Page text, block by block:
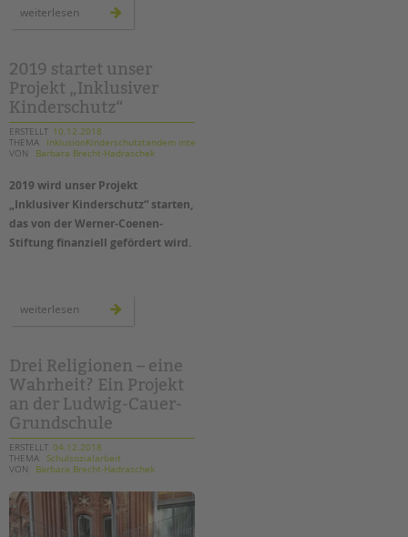
tandem international
Stellenangebote
tandem als Arbeitgeberin
NEWS/BLOG
unkuerzbar
Briefe an Kai
PRESSE
Impressum
Hinweisgebersystem
Intranet
weiterlesen
hilfen
der
tandem
btl
in
treptow-
köpenick
2019 startet unser
Projekt „Inklusiver
Kinderschutz“
ERSTELLT 10.12.2018
THEMA
InklusionKinderschutztandem intern
VON
Barbara Brecht-Hadraschek
2019 wird unser Projekt
„Inklusiver Kinderschutz“ starten,
das von der Werner-Coenen-
Stiftung finanziell gefördert wird.
weiterlesen
kinderschutz“
Drei Religionen – eine
Wahrheit? Ein Projekt
an der Ludwig-Cauer-
Grundschule
ERSTELLT 04.12.2018
THEMA Schulsozialarbeit
VON
Barbara Brecht-Hadraschek